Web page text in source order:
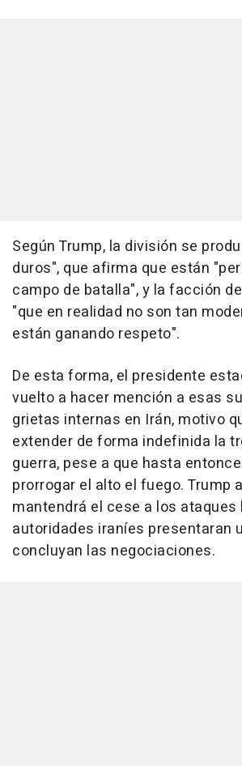
Según Trump, la división se
duros", que afirma que están
campo de batalla", y la facción
"que en realidad no son tan
están ganando respeto".
De esta forma, el presidente
vuelto a hacer mención a esas
grietas internas en Irán, motivo
extender de forma indefinida la
guerra, pese a que hasta
prorrogar el alto el fuego. Trump
mantendrá el cese a los ataques
autoridades iraníes presentaran
concluyan las negociaciones.